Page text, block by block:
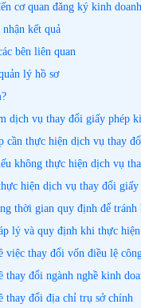
cơ quan đăng ký kinh doanh
kết quả
bên liên quan
lý hồ sơ
dịch vụ thay đổi giấy
cần thực hiện dịch vụ thay
không thực hiện dịch vụ
hiện dịch vụ thay đổi
thời gian quy định để
lý và quy định khi thực
việc thay đổi vốn điều lệ
thay đổi ngành nghề kinh
thay đổi địa chỉ trụ sở chính